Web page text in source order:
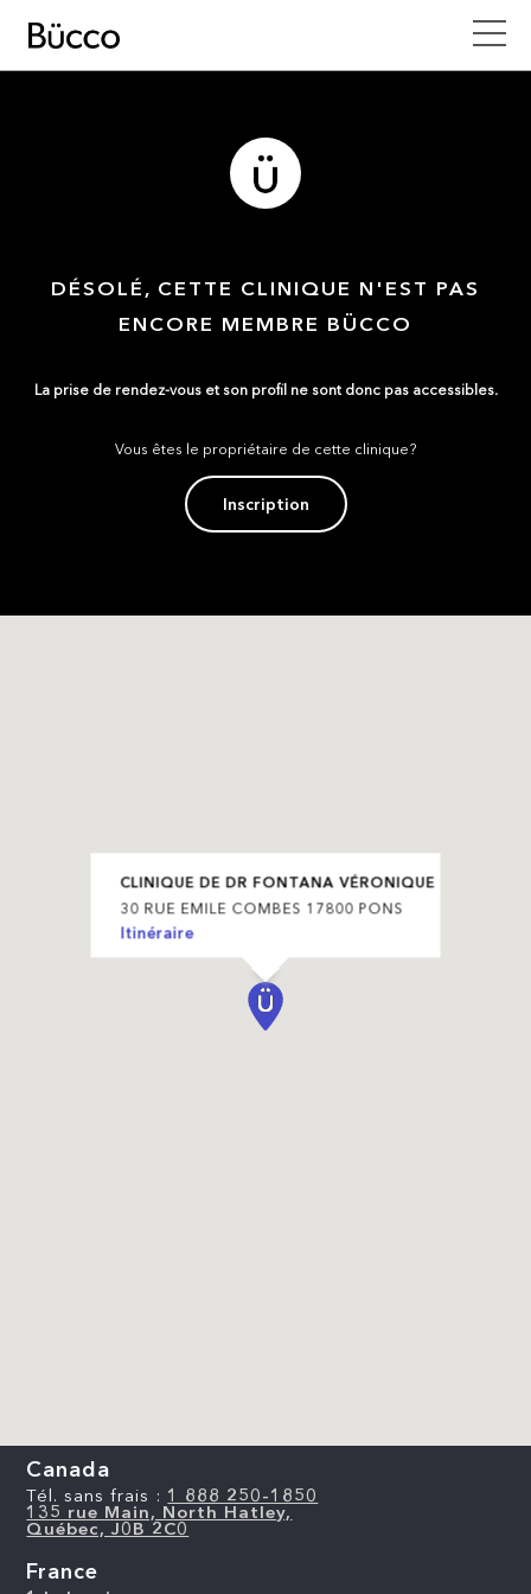
DÉSOLÉ, CETTE CLINIQUE N'EST PAS
ENCORE MEMBRE BÜCCO
La prise de rendez-vous et son profil ne sont donc pas accessibles.
Vous êtes le propriétaire de cette clinique?
Inscription
CLINIQUE DE DR FONTANA VÉRONIQUE
30 RUE EMILE COMBES 17800 PONS
Itinéraire
Canada
Tél. sans frais : 1 888 250-1850
135 rue Main, North Hatley,
Québec, J0B 2C0
France